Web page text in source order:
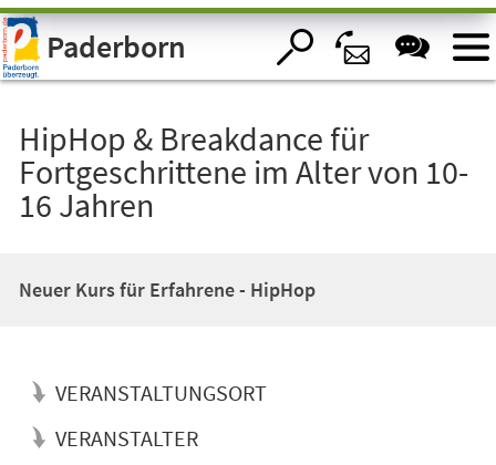
Visuelle
Assistenzsoftware
öffnen.Paderborn
HipHop & Breakdance für
Fortgeschrittene im Alter von 10-
16 Jahren
Neuer Kurs für Erfahrene - HipHop
VERANSTALTUNGSORT
VERANSTALTER